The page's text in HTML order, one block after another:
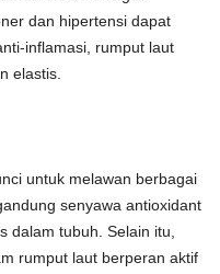
dan hipertensi dapat
inflamasi, rumput laut
elastis.
untuk melawan berbagai
senyawa antioxidant
dalam tubuh. Selain itu,
rumput laut berperan aktif